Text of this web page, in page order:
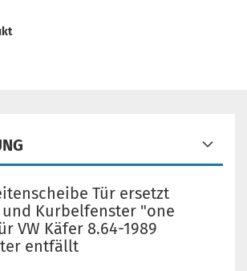
Tür ersetzt
Kurbelfenster "one
VW Käfer 8.64-1989
entfällt